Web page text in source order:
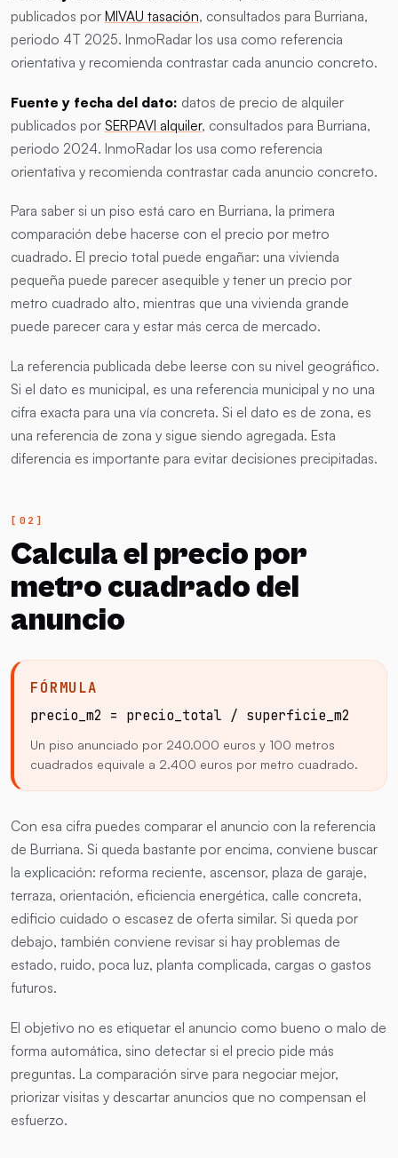
publicados por MIVAU tasación, consultados para Burriana,
periodo 4T 2025. InmoRadar los usa como referencia
orientativa y recomienda contrastar cada anuncio concreto.
Fuente y fecha del dato: datos de precio de alquiler
publicados por SERPAVI alquiler, consultados para Burriana,
periodo 2024. InmoRadar los usa como referencia
orientativa y recomienda contrastar cada anuncio concreto.
Para saber si un piso está caro en Burriana, la primera
comparación debe hacerse con el precio por metro
cuadrado. El precio total puede engañar: una vivienda
pequeña puede parecer asequible y tener un precio por
metro cuadrado alto, mientras que una vivienda grande
puede parecer cara y estar más cerca de mercado.
La referencia publicada debe leerse con su nivel geográfico.
Si el dato es municipal, es una referencia municipal y no una
cifra exacta para una vía concreta. Si el dato es de zona, es
una referencia de zona y sigue siendo agregada. Esta
diferencia es importante para evitar decisiones precipitadas.
Calcula el precio por
metro cuadrado del
anuncio
FÓRMULA
precio_m2 = precio_total / superficie_m2
Un piso anunciado por 240.000 euros y 100 metros
cuadrados equivale a 2.400 euros por metro cuadrado.
Con esa cifra puedes comparar el anuncio con la referencia
de Burriana. Si queda bastante por encima, conviene buscar
la explicación: reforma reciente, ascensor, plaza de garaje,
terraza, orientación, eficiencia energética, calle concreta,
edificio cuidado o escasez de oferta similar. Si queda por
debajo, también conviene revisar si hay problemas de
estado, ruido, poca luz, planta complicada, cargas o gastos
futuros.
El objetivo no es etiquetar el anuncio como bueno o malo de
forma automática, sino detectar si el precio pide más
preguntas. La comparación sirve para negociar mejor,
priorizar visitas y descartar anuncios que no compensan el
esfuerzo.